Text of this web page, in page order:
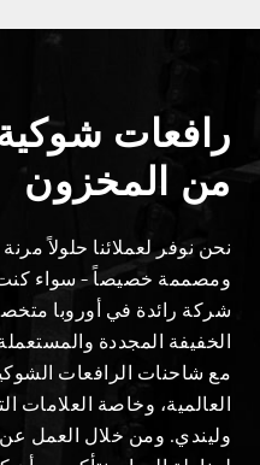
رافعات
من المخزون
نحن نوفر لعملائنا حلولاً
ومصممة خصيصاً - سواء كنت
شركة رائدة في أوروبا
الخفيفة المجددة
مع شاحنات الرافعات
وليندي. ومن خلال العمل